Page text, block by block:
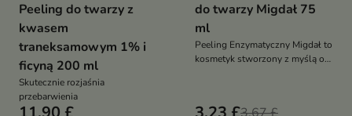
Peeling do twarzy z
kwasem
traneksamowym 1% i
ficyną 200 ml
Skutecznie rozjaśnia
przebarwienia
do twarzy Migdał 75
ml
Peeling Enzymatyczny Migdał to
kosmetyk stworzony z myślą o